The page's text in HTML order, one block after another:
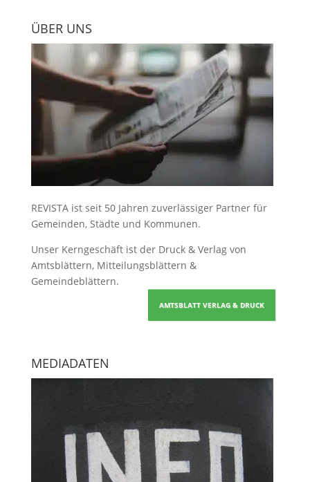
ÜBER UNS
REVISTA ist seit 50 Jahren zuverlässiger Partner für
Gemeinden, Städte und Kommunen.
Unser Kerngeschäft ist der Druck & Verlag von
Amtsblättern, Mitteilungsblättern &
Gemeindeblättern.
AMTSBLATT VERLAG & DRUCK
MEDIADATEN